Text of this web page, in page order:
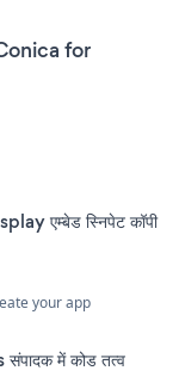
for
एम्बेड स्निपेट कॉपी
your app
में कोड तत्व